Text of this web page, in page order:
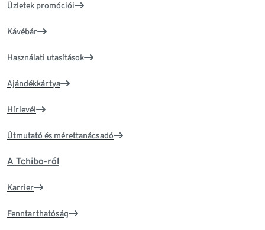
Üzletek promóciói
Kávébár
Használati utasítások
Ajándékkártya
Hírlevél
Útmutató és mérettanácsadó
A Tchibo-ról
Karrier
Fenntarthatóság